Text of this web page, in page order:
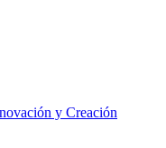
y Creación